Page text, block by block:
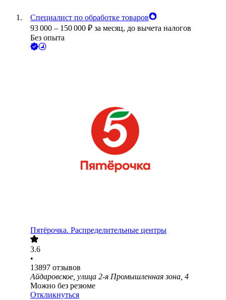
Специалист по обработке товаров
93 000 – 150 000 ₽ за месяц, до вычета налогов
Без опыта
Пятёрочка. Распределительные центры
3.6
•
13897 отзывов
Айдаровское, улица 2-я Промышленная зона, 4
Можно без резюме
Откликнуться